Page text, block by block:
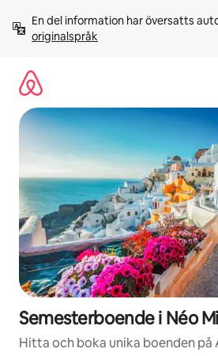
innehåll
En del information har översatts
originalspråk
Semesterboende i Néo
Hitta och boka unika boenden på